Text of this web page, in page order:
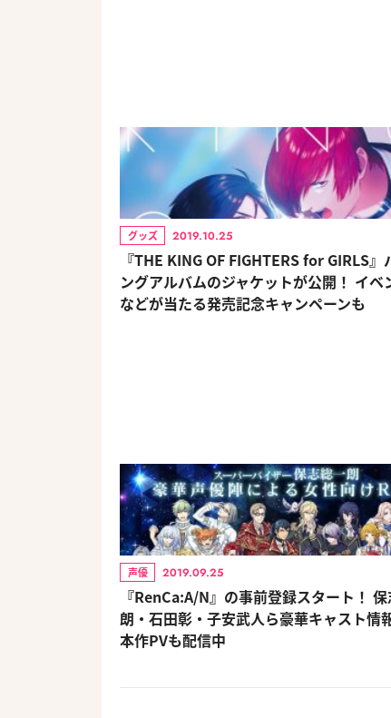
グッズ 2019.10.25
『THE KING OF FIGHTERS for GIRLS』
ングアルバムのジャケットが公開！ イベ
などが当たる発売記念キャンペーンも
声優 2019.09.25
『RenCa:A/N』の事前登録スタート！
朗・石田彰・子安武人ら豪華キャスト情
本作PVも配信中